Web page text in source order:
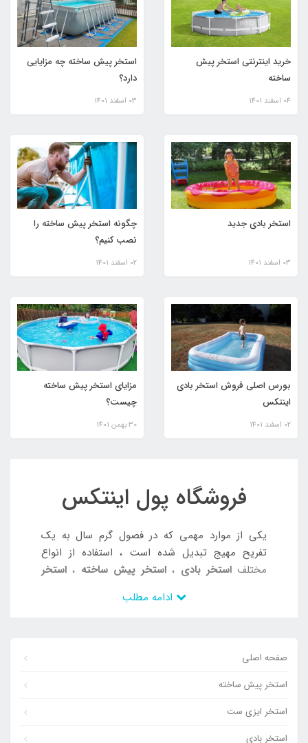
صفحه اصلی
استخر پیش ساخته
استخر ایزی ست
استخر بادی
خرید اینترنتی استخر پیش
ساخته
04 اسفند 1401
استخر پیش ساخته چه مزایایی
دارد؟
03 اسفند 1401
استخر بادی جدید
03 اسفند 1401
چگونه استخر پیش ساخته را
نصب کنیم؟
02 اسفند 1401
بورس اصلی فروش استخر بادی
اینتکس
02 اسفند 1401
مزایای استخر پیش ساخته
چیست؟
30 بهمن 1401
فروشگاه پول اینتکس
یکی از موارد مهمی که در فصول گرم سال به یک
تفریح مهیج تبدیل شده است ، استفاده از انواع
مختلفاستخر بادی ، استخر پیش ساخته ، استخر
می باشد که قطعا تمامی این موارد می
ارمغان آورد. در همین رابطه خیلی از افراد این دغدغه
از آن بدون نگرانی بتوانند لذت کافی را برده و در عین
حال کمترین میزان هزینه را تجربه کنند.